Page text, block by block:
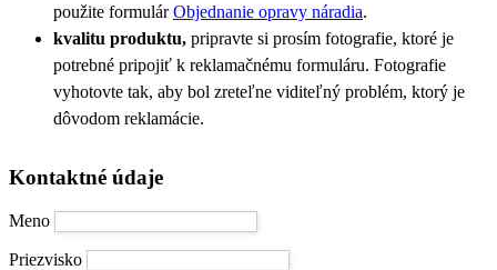
použite formulárObjednanie opravy náradia.
kvalitu produktu, pripravte si prosím fotografie, ktoré je
potrebné pripojiť k reklamačnému formuláru. Fotografie
vyhotovte tak, aby bol zreteľne viditeľný problém, ktorý je
dôvodom reklamácie.
Kontaktné údaje
Meno
Priezvisko